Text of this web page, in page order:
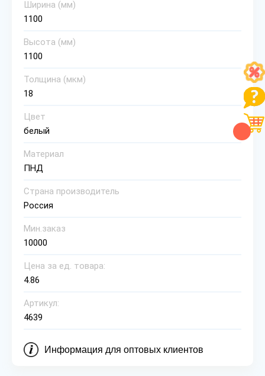
Ширина (мм)
1100
Высота (мм)
1100
Толщина (мкм)
18
Цвет
белый
Материал
ПНД
Страна производитель
Россия
Мин.заказ
10000
Цена за ед. товара:
4.86
Артикул:
4639
Информация для оптовых клиентов